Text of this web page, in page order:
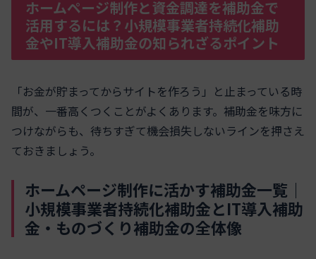
ホームページ制作と資金調達を補助金で
活用するには？小規模事業者持続化補助
金やIT導入補助金の知られざるポイント
「お金が貯まってからサイトを作ろう」と止まっている時
間が、一番高くつくことがよくあります。補助金を味方に
つけながらも、待ちすぎて機会損失しないラインを押さえ
ておきましょう。
ホームページ制作に活かす補助金一覧｜
小規模事業者持続化補助金とIT導入補助
金・ものづくり補助金の全体像